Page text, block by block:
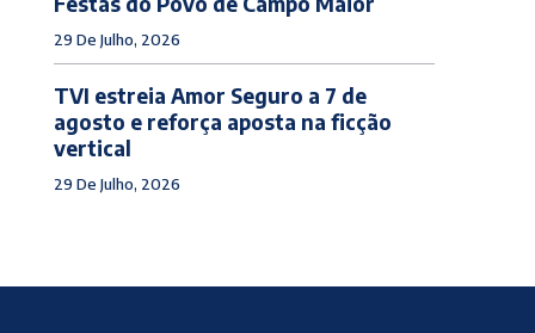
29 De Julho, 2026
TVI estreia Amor Seguro a 7 de
agosto e reforça aposta na ficção
vertical
29 De Julho, 2026